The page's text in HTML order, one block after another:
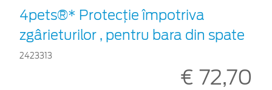
4pets®* Protecție împotriva
zgârieturilor , pentru bara din spate
2423313
€ 72,70